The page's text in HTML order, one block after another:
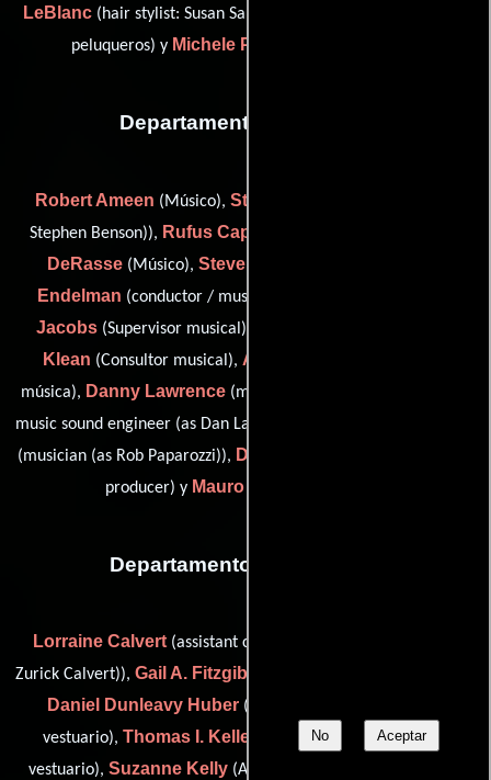
No Aceptar
LeBlanc (hair stylist: Susan Sarandon),
peluqueros) y Michele Paris
Departamento de musica
Robert Ameen (Músico), Steven Benson
Stephen Benson)), Rufus Cappadocia
DeRasse (Músico), Steve Elson
Endelman (conductor / musician / orchestrator),
Jacobs(Supervisor musical),
Klean (Consultor musical), Annette Kudrak
música), Danny Lawrence(music mixer (as Dan Lawrence) /
music sound engineer (as Dan Lawrence)),
(musician (as Rob Paparozzi)), Darcia Parada
producer) y Mauro Refosco
Departamento de vestuario
Lorraine Calvert(assistant costume designer (as Lorraine
Zurick Calvert)), Gail A. Fitzgibbons
Daniel Dunleavy Huber(Asistente de producción del
vestuario), Thomas I. Keller
(Asistente de diseñador de
vestuario), Suzanne Kelly (Asistente de vestuario),